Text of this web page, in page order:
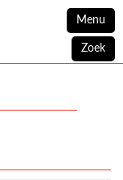
Menu
Zoek